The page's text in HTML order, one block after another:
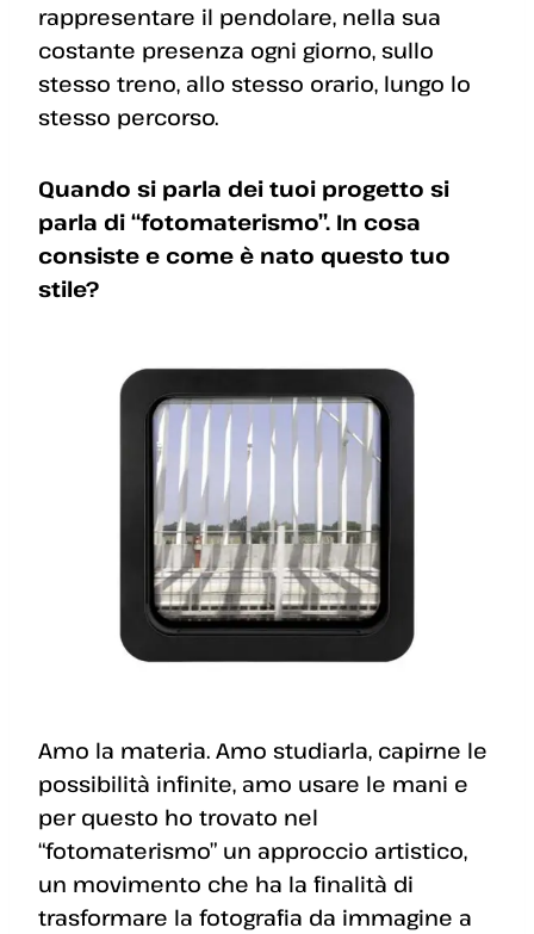
rappresentare il pendolare, nella sua
costante presenza ogni giorno, sullo
stesso treno, allo stesso orario, lungo lo
stesso percorso.
Quando si parla dei tuoi progetto si
parla di “fotomaterismo”. In cosa
consiste e come è nato questo tuo
stile?
Amo la materia. Amo studiarla, capirne le
possibilità infinite, amo usare le mani e
per questo ho trovato nel
“fotomaterismo” un approccio artistico,
un movimento che ha la finalità di
trasformare la fotografia da immagine a